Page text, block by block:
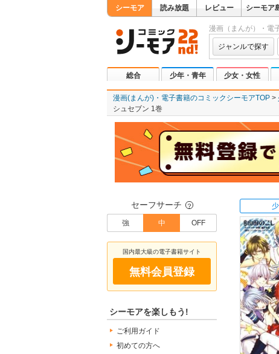
シーモア 読み放題 レビュー シーモア
漫画（まんが）・電
ジャンルで探す
総合 少年・青年 少女・女性
漫画(まんが)・電子書籍のコミックシーモアTOP
シュセブン 1巻
セーフサーチ ？
強 中 OFF
国内最大級の電子書籍サイト
無料会員登録
シーモアを楽しもう!
ご利用ガイド
初めての方へ